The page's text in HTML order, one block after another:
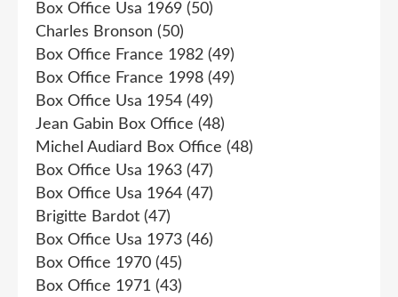
Box Office Usa 1969 (50)
Charles Bronson (50)
Box Office France 1982 (49)
Box Office France 1998 (49)
Box Office Usa 1954 (49)
Jean Gabin Box Office (48)
Michel Audiard Box Office (48)
Box Office Usa 1963 (47)
Box Office Usa 1964 (47)
Brigitte Bardot (47)
Box Office Usa 1973 (46)
Box Office 1970 (45)
Box Office 1971 (43)